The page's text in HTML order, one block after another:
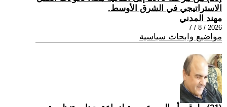
الاستراتيجي في الشرق الأوسط.
مهند المدني
2026 / 8 / 7
مواضيع وابحاث سياسية